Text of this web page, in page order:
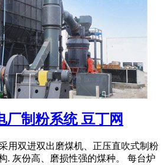
厂制粉系统 豆丁网
用双进双出磨煤机、正压直吹式制粉
. 灰份高、磨损性强的煤种。 每台炉